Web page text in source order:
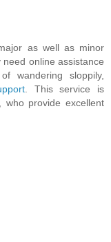
as well as minor
online assistance
wandering sloppily,
. This service is
provide excellent